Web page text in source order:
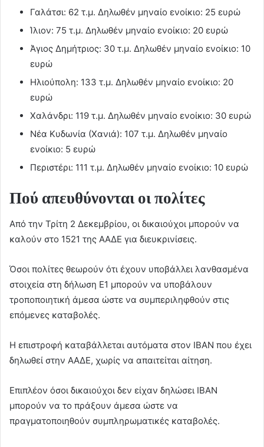
⁠Γαλάτσι: 62 τ.μ. Δηλωθέν μηναίο ενοίκιο: 25 ευρώ
⁠Ίλιον: 75 τ.μ. Δηλωθέν μηναίο ενοίκιο: 20 ευρώ
⁠Άγιος Δημήτριος: 30 τ.μ. Δηλωθέν μηναίο ενοίκιο: 10
ευρώ
⁠Ηλιούπολη: 133 τ.μ. Δηλωθέν μηναίο ενοίκιο: 20
ευρώ
⁠Χαλάνδρι: 119 τ.μ. Δηλωθέν μηναίο ενοίκιο: 30 ευρώ
⁠Νέα Κυδωνία (Χανιά): 107 τ.μ. Δηλωθέν μηναίο
ενοίκιο: 5 ευρώ
⁠Περιστέρι: 111 τ.μ. Δηλωθέν μηναίο ενοίκιο: 10 ευρώ
Πού απευθύνονται οι πολίτες
Από την Τρίτη 2 Δεκεμβρίου, οι δικαιούχοι μπορούν να
καλούν στο 1521 της ΑΑΔΕ για διευκρινίσεις.
Όσοι πολίτες θεωρούν ότι έχουν υποβάλλει λανθασμένα
στοιχεία στη δήλωση Ε1 μπορούν να υποβάλουν
τροποποιητική άμεσα ώστε να συμπεριληφθούν στις
επόμενες καταβολές.
Η επιστροφή καταβάλλεται αυτόματα στον ΙΒΑΝ που έχει
δηλωθεί στην ΑΑΔΕ, χωρίς να απαιτείται αίτηση.
Επιπλέον όσοι δικαιούχοι δεν είχαν δηλώσει ΙΒΑΝ
μπορούν να το πράξουν άμεσα ώστε να
πραγματοποιηθούν συμπληρωματικές καταβολές.